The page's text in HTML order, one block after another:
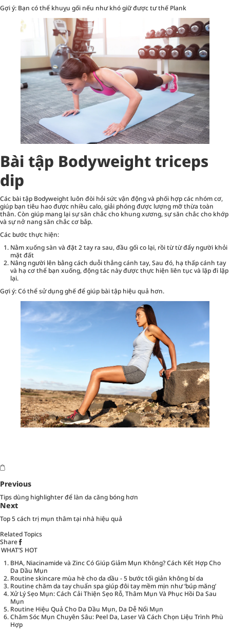
Gợi ý: Bạn có thể khuỵu gối nếu như khó giữ được tư thế Plank
Bài tập Bodyweight triceps
dip
Các bài tập Bodyweight luôn đòi hỏi sức vận động và phối hợp các nhóm cơ,
giúp bạn tiêu hao được nhiều calo, giải phóng được lượng mỡ thừa toàn
thân. Còn giúp mang lại sự săn chắc cho khung xương, sự săn chắc cho khớp
và sự nở nang săn chắc cơ bắp.
Các bước thực hiện:
Nằm xuống sàn và đặt 2 tay ra sau, đầu gối co lại, rồi từ từ đẩy người khỏi
mặt đất
Nâng người lên bằng cách duỗi thẳng cánh tay, Sau đó, hạ thấp cánh tay
và hạ cơ thể bạn xuống, động tác này được thực hiện liên tục và lặp đi lặp
lại.
Gợi ý: Có thể sử dụng ghế để giúp bài tập hiệu quả hơn.
Previous
Tips dùng highlighter để làn da căng bóng hơn
Next
Top 5 cách trị mụn thâm tại nhà hiệu quả
Related Topics
Share
WHAT’S HOT
BHA, Niacinamide và Zinc Có Giúp Giảm Mụn Không? Cách Kết Hợp Cho
Da Dầu Mụn
Routine skincare mùa hè cho da dầu - 5 bước tối giản không bí da
Routine chăm da tay chuẩn spa giúp đôi tay mềm mịn như ‘búp măng’
Xử Lý Sẹo Mụn: Cách Cải Thiện Sẹo Rỗ, Thâm Mụn Và Phục Hồi Da Sau
Mụn
Routine Hiệu Quả Cho Da Dầu Mụn, Da Dễ Nổi Mụn
Chăm Sóc Mụn Chuyên Sâu: Peel Da, Laser Và Cách Chọn Liệu Trình Phù
Hợp